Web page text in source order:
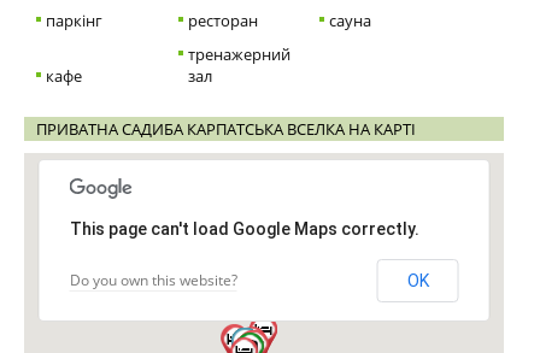
паркінг
ресторан сауна
кафе
тренажерний
зал
ПРИВАТНА САДИБА КАРПАТСЬКА ВСЕЛКА НА КАРТІ
This page can't load Google Maps correctly.
Do you own this website? OK